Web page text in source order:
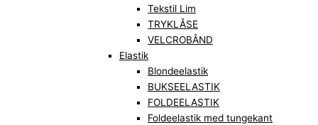
Tekstil Lim
TRYKLÅSE
VELCROBÅND
Elastik
Blondeelastik
BUKSEELASTIK
FOLDEELASTIK
Foldeelastik med tungekant